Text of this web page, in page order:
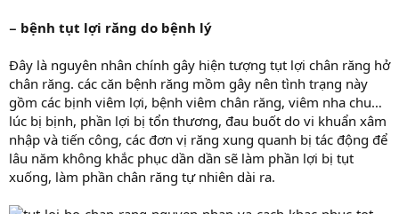
− bệnh tụt lợi răng do bệnh lý
Đây là nguyên nhân chính gây hiện tượng tụt lợi chân răng hở
chân răng. các căn bệnh răng mồm gây nên tình trạng này
gồm các bịnh viêm lợi, bệnh viêm chân răng, viêm nha chu…
lúc bị bịnh, phần lợi bị tổn thương, đau buốt do vi khuẩn xâm
nhập và tiến công, các đơn vị răng xung quanh bị tác động để
lâu năm không khắc phục dần dần sẽ làm phần lợi bị tụt
xuống, làm phần chân răng tự nhiên dài ra.